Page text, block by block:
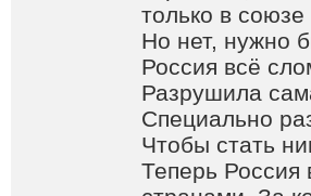
только в
Но нет, нужно
Россия всё
Разрушила
Специально
Чтобы стать
Теперь Россия